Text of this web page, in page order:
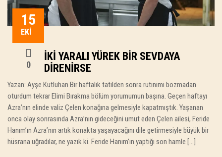
15
EKI
0
İKI YARALI YÜREK BIR SEVDAYA
DIRENIRSE
Yazan: Ayşe Kutluhan Bir haftalık tatilden sonra rutinimi bozmadan
oturdum tekrar Elimi Bırakma bölüm yorumumun başına. Geçen haftayı
Azra’nın elinde valiz Çelen konağına gelmesiyle kapatmıştık. Yaşanan
onca olay sonrasında Azra’nın gideceğini umut eden Çelen ailesi, Feride
Hanım’ın Azra’nın artık konakta yaşayacağını dile getirmesiyle büyük bir
hüsrana uğradılar, ne yazık ki. Feride Hanım’ın yaptığı son hamle […]